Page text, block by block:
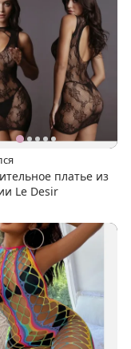
платье из
Le Desir